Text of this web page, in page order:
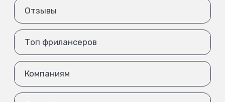
Отзывы
Топ фрилансеров
Компаниям